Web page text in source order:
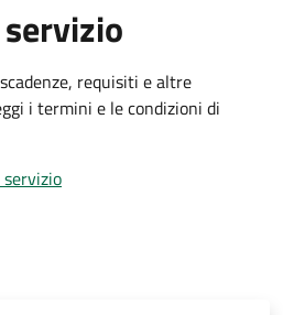
requisiti e altre
i termini e le condizioni di